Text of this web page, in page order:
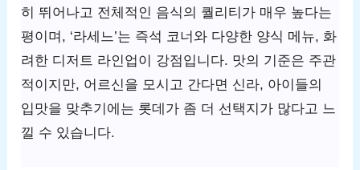
히 뛰어나고 전체적인 음식의 퀄리티가 매우 높다는
평이며, ‘라세느’는 즉석 코너와 다양한 양식 메뉴, 화
려한 디저트 라인업이 강점입니다. 맛의 기준은 주관
적이지만, 어르신을 모시고 간다면 신라, 아이들의
입맛을 맞추기에는 롯데가 좀 더 선택지가 많다고 느
낄 수 있습니다.